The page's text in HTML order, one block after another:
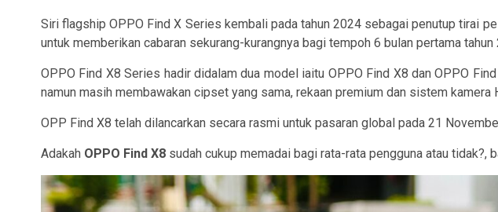
Siri flagship OPPO Find X Series kembali pada tahun 2024 sebagai penutup tirai
untuk memberikan cabaran sekurang-kurangnya bagi tempoh 6 bulan pertama tahun
OPPO Find X8 Series hadir didalam dua model iaitu OPPO Find X8 dan OPPO
namun masih membawakan cipset yang sama, rekaan premium dan sistem kamera
OPP Find X8 telah dilancarkan secara rasmi untuk pasaran global pada 21
Adakah OPPO Find X8 sudah cukup memadai bagi rata-rata pengguna atau tidak?,